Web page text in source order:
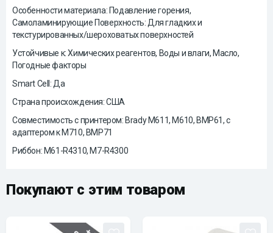
Особенности материала: Подавление горения,
Самоламинирующие Поверхность: Для гладких и
текстурированных/шероховатых поверхностей
Устойчивые к: Химических реагентов, Воды и влаги, Масло,
Погодные факторы
Smart Cell: Да
Страна происхождения: США
Совместимость с принтером: Brady М611, М610, ВМР61, c
адаптером к М710, ВМР71
Риббон: M61-R4310, M7-R4300
Покупают с этим товаром